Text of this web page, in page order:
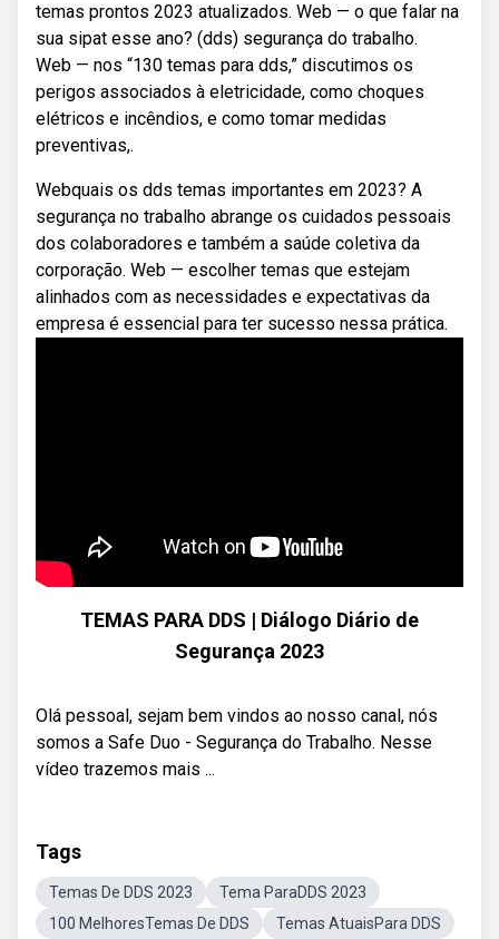
temas prontos 2023 atualizados. Web — o que falar na
sua sipat esse ano? (dds) segurança do trabalho.
Web — nos “130 temas para dds,” discutimos os
perigos associados à eletricidade, como choques
elétricos e incêndios, e como tomar medidas
preventivas,.
Webquais os dds temas importantes em 2023? A
segurança no trabalho abrange os cuidados pessoais
dos colaboradores e também a saúde coletiva da
corporação. Web — escolher temas que estejam
alinhados com as necessidades e expectativas da
empresa é essencial para ter sucesso nessa prática.
TEMAS PARA DDS | Diálogo Diário de
Segurança 2023
Olá pessoal, sejam bem vindos ao nosso canal, nós
somos a Safe Duo - Segurança do Trabalho. Nesse
vídeo trazemos mais ...
Tags
Temas De DDS 2023
Tema ParaDDS 2023
100 MelhoresTemas De DDS
Temas AtuaisPara DDS